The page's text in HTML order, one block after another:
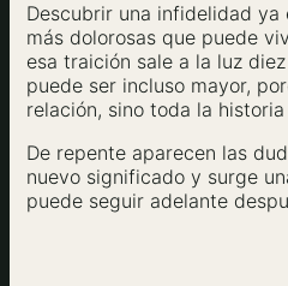
Descubrir una infidelidad ya
más dolorosas que puede
esa traición sale a la luz
puede ser incluso mayor,
relación, sino toda la
De repente aparecen las
nuevo significado y surge
puede seguir adelante